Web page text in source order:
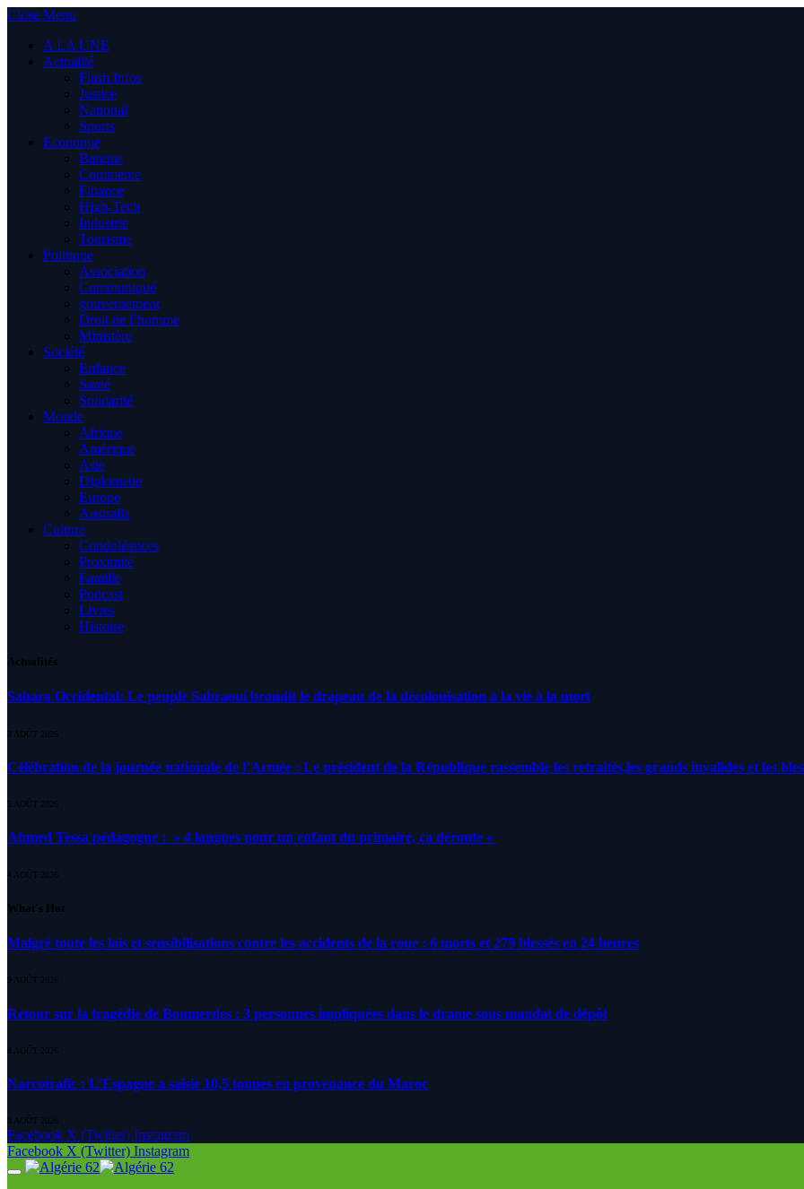
Close Menu
A LA UNE
Actualité
Flash Infos
Justice
National
Sports
Economie
Banque
Commerce
Finance
High-Tech
Industrie
Tourisme
Politique
Association
Communiqué
gouvernement
Droit de l’homme
Ministère
Société
Enfance
Santé
Solidarité
Monde
Afrique
Amérique
Asie
Diplomatie
Europe
Australia
Culture
Condoléances
Proximité
Famille
Podcast
Livres
Histoire
Actualités
Sahara Occidental: Le peuple Sahraoui brandit le drapeau de la décolonisation à la vie à la mort
8 AOÛT 2026
Célébration de la journée nationale de l’Armée : Le président de la République rassemble les retraités,les grands invalides et les
5 AOÛT 2026
Ahmed Tessa pédagogue : » 4 langues pour un enfant du primaire, ça déroute «
4 AOÛT 2026
What's Hot
Malgré toute les lois et sensibilisations contre les accidents de la roue : 6 morts et 279 blessés en 24 heures
9 AOÛT 2026
Retour sur la tragédie de Boumerdes : 3 personnes impliquées dans le drame sous mandat de dépôt
8 AOÛT 2026
Narcotrafic : L’Espagne a saisie 10,5 tonnes en provenance du Maroc
8 AOÛT 2026
Facebook X (Twitter) Instagram
Facebook X (Twitter) Instagram